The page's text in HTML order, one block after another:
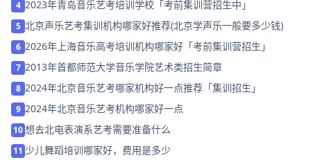
4 2023年青岛音乐艺考培训学校「考前集训营招生中」
5 北京声乐艺考集训机构哪家好推荐(北京学声乐一般要多少钱)
6 2026年上海音乐高考培训机构哪家好「考前集训营招生」
7 2013年首都师范大学音乐学院艺术类招生简章
8 2024年北京音乐艺考哪家机构好一点推荐「集训招生」
9 2024年北京音乐艺考机构哪家好一点
10想去北电表演系艺考需要准备什么
11 少儿舞蹈培训哪家好，费用是多少